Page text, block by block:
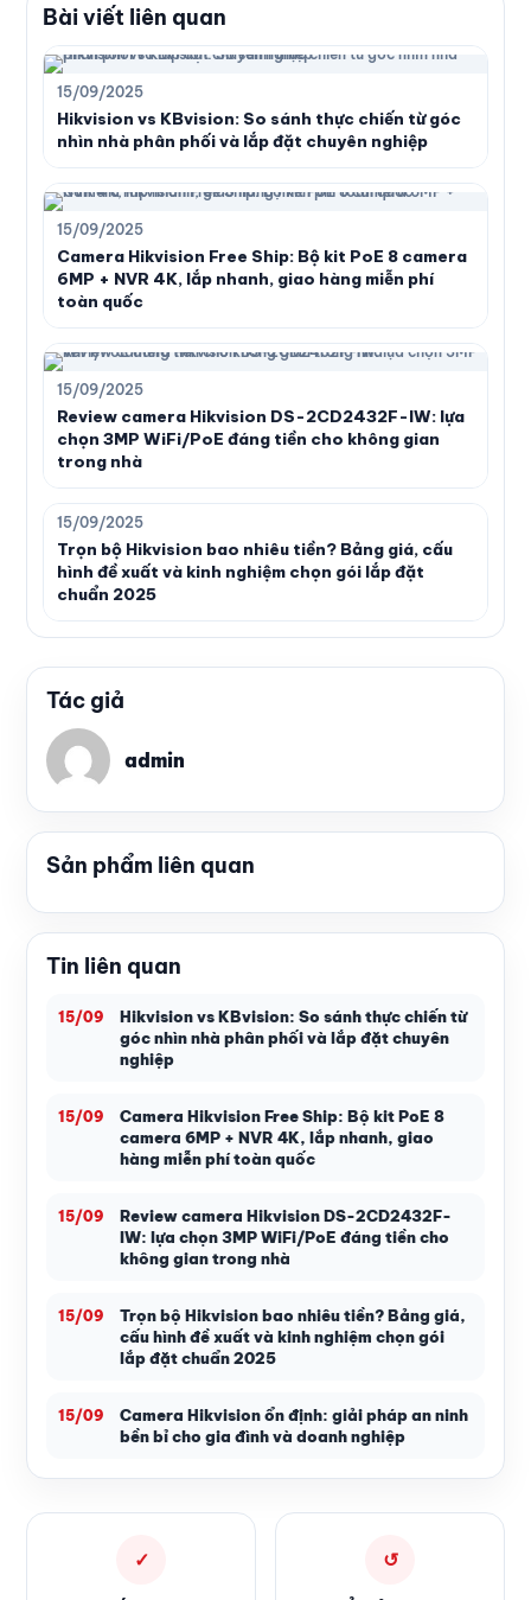
Bài viết liên quan
15/09/2025
Hikvision vs KBvision: So sánh thực chiến từ góc
nhìn nhà phân phối và lắp đặt chuyên nghiệp
15/09/2025
Camera Hikvision Free Ship: Bộ kit PoE 8 camera
6MP + NVR 4K, lắp nhanh, giao hàng miễn phí
toàn quốc
15/09/2025
Review camera Hikvision DS-2CD2432F-IW: lựa
chọn 3MP WiFi/PoE đáng tiền cho không gian
trong nhà
15/09/2025
Trọn bộ Hikvision bao nhiêu tiền? Bảng giá, cấu
hình đề xuất và kinh nghiệm chọn gói lắp đặt
chuẩn 2025
Tác giả
admin
Sản phẩm liên quan
Tin liên quan
15/09
Hikvision vs KBvision: So sánh thực chiến từ
góc nhìn nhà phân phối và lắp đặt chuyên
nghiệp
15/09
Camera Hikvision Free Ship: Bộ kit PoE 8
camera 6MP + NVR 4K, lắp nhanh, giao
hàng miễn phí toàn quốc
15/09
Review camera Hikvision DS-2CD2432F-
IW: lựa chọn 3MP WiFi/PoE đáng tiền cho
không gian trong nhà
15/09
Trọn bộ Hikvision bao nhiêu tiền? Bảng giá,
cấu hình đề xuất và kinh nghiệm chọn gói
lắp đặt chuẩn 2025
15/09
Camera Hikvision ổn định: giải pháp an ninh
bền bỉ cho gia đình và doanh nghiệp
✓ ↺